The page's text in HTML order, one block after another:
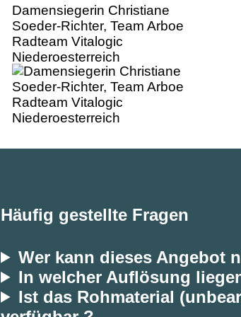
Damensiegerin Christiane
Soeder-Richter, Team Arboe
Radteam Vitalogic
Niederoesterreich
Häufig gestellte Fragen
Wer kann dieses Angebot
In welcher Auflösung
Ist das Rohmaterial